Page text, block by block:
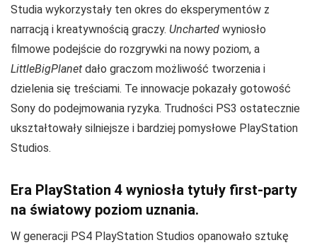
Studia wykorzystały ten okres do eksperymentów z
narracją i kreatywnością graczy. Uncharted wyniosło
filmowe podejście do rozgrywki na nowy poziom, a
LittleBigPlanet dało graczom możliwość tworzenia i
dzielenia się treściami. Te innowacje pokazały gotowość
Sony do podejmowania ryzyka. Trudności PS3 ostatecznie
ukształtowały silniejsze i bardziej pomysłowe PlayStation
Studios.
Era PlayStation 4 wyniosła tytuły first-party
na światowy poziom uznania.
W generacji PS4 PlayStation Studios opanowało sztukę